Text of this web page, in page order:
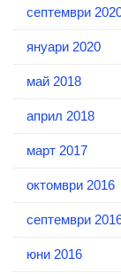
септември
януари 2020
май 2018
април 2018
март 2017
октомври 2016
септември
юни 2016